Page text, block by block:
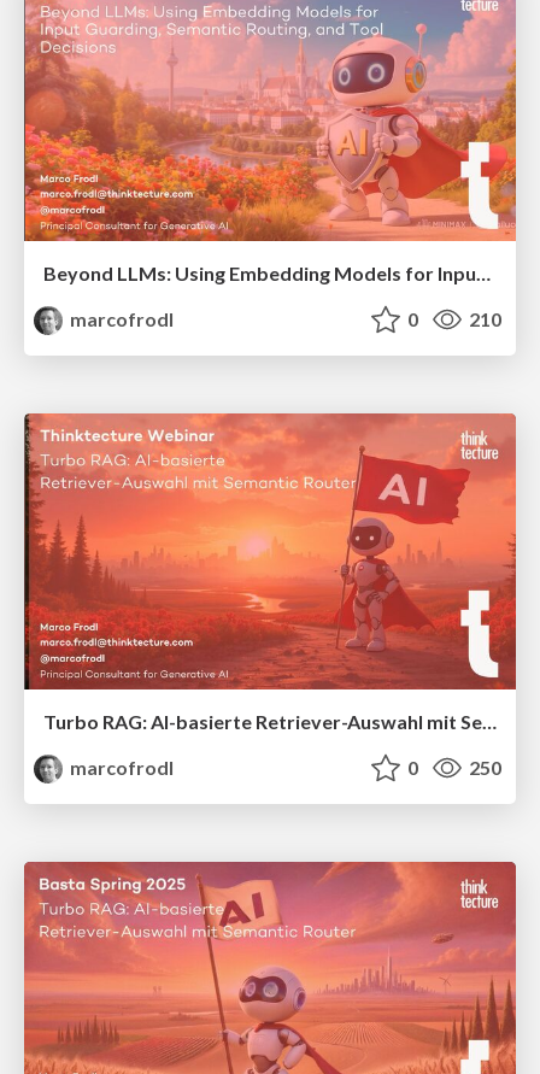
Beyond LLMs: Using Embedding Models for Input Guarding, Semantic Routing, and Tool Decisions
marcofrodl
0 210
Turbo RAG: AI-basierte Retriever-Auswahl mit Semantic Router
marcofrodl
0 250